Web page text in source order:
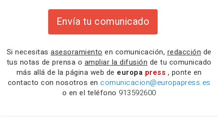
Envía tu comunicado
Si necesitas asesoramiento en comunicación, redacción de
tus notas de prensa o ampliar la difusión de tu comunicado
más allá de la página web de europa press , ponte en
contacto con nosotros en comunicacion@europapress.es
o en el teléfono 913592600